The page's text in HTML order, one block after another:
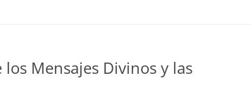
Mensajes Divinos y las